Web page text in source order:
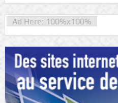
Ad Here: 100%x100%